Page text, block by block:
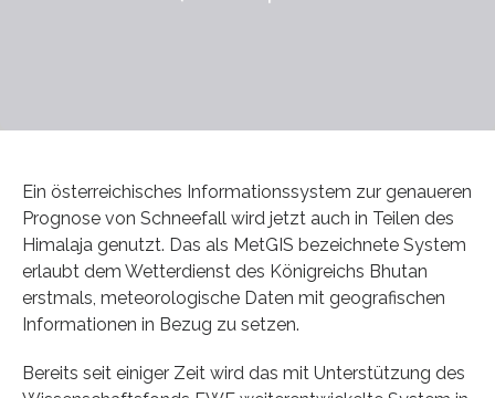
Ein österreichisches Informationssystem zur genaueren
Prognose von Schneefall wird jetzt auch in Teilen des
Himalaja genutzt. Das als MetGIS bezeichnete System
erlaubt dem Wetterdienst des Königreichs Bhutan
erstmals, meteorologische Daten mit geografischen
Informationen in Bezug zu setzen.
Bereits seit einiger Zeit wird das mit Unterstützung des